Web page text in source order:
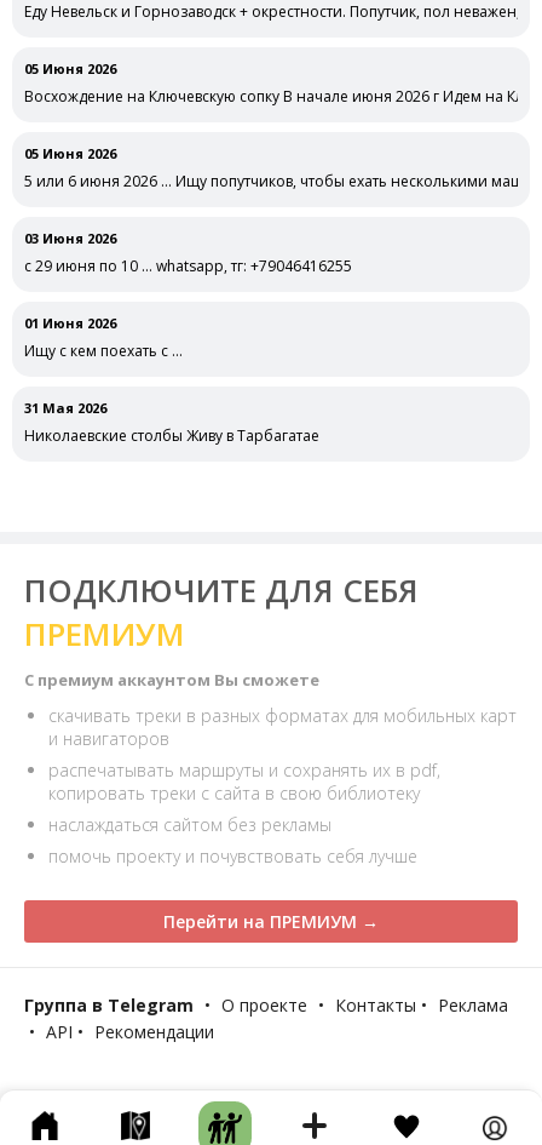
Еду Невельск и Горнозаводск + окрестности. Попутчик, пол неважен,
05 Июня 2026
Восхождение на Ключевскую сопку В начале июня 2026 г Идем на
05 Июня 2026
5 или 6 июня 2026 … Ищу попутчиков, чтобы ехать несколькими
03 Июня 2026
с 29 июня по 10 … whatsapp, тг: +79046416255
01 Июня 2026
Ищу с кем поехать с …
31 Мая 2026
Николаевские столбы Живу в Тарбагатае
ПОДКЛЮЧИТЕ ДЛЯ СЕБЯ
ПРЕМИУМ
С премиум аккаунтом Вы сможете
скачивать треки в разных форматах для мобильных карт
и навигаторов
распечатывать маршруты и сохранять их в pdf,
копировать треки с сайта в свою библиотеку
наслаждаться сайтом без рекламы
помочь проекту и почувствовать себя лучше
Перейти на ПРЕМИУМ →
Группа в Telegram • О проекте • Контакты • Реклама
• API • Рекомендации